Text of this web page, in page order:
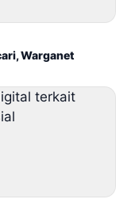
Warganet